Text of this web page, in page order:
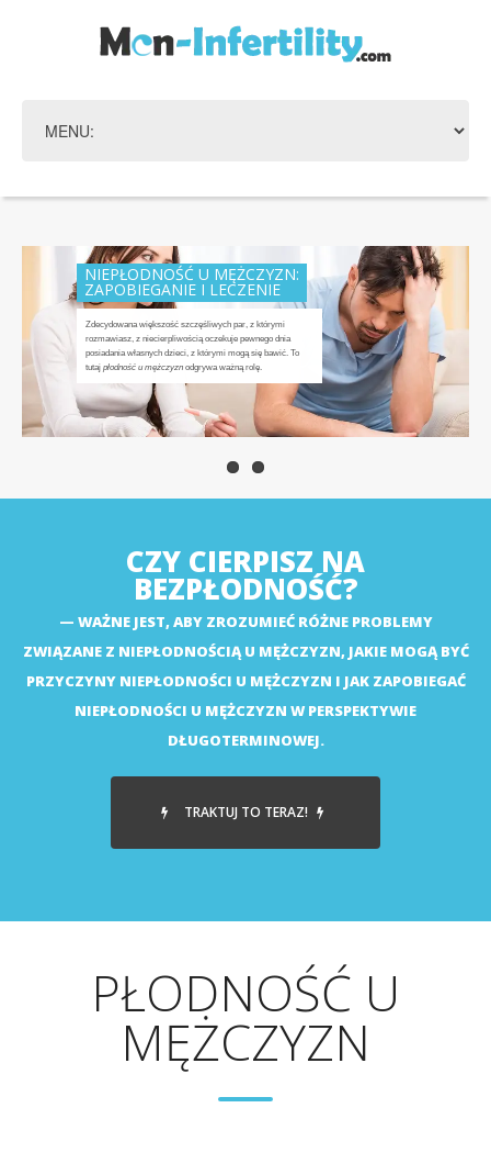
ZNAJDŹ LECZENIE!
CZY CIERPISZ NA
BEZPŁODNOŚĆ?
WAŻNE JEST, ABY ZROZUMIEĆ RÓŻNE PROBLEMY
ZWIĄZANE Z NIEPŁODNOŚCIĄ U MĘŻCZYZN, JAKIE MOGĄ BYĆ
PRZYCZYNY NIEPŁODNOŚCI U MĘŻCZYZN I JAK ZAPOBIEGAĆ
NIEPŁODNOŚCI U MĘŻCZYZN W PERSPEKTYWIE
DŁUGOTERMINOWEJ.
TRAKTUJ TO TERAZ!
PŁODNOŚĆ U
MĘŻCZYZN